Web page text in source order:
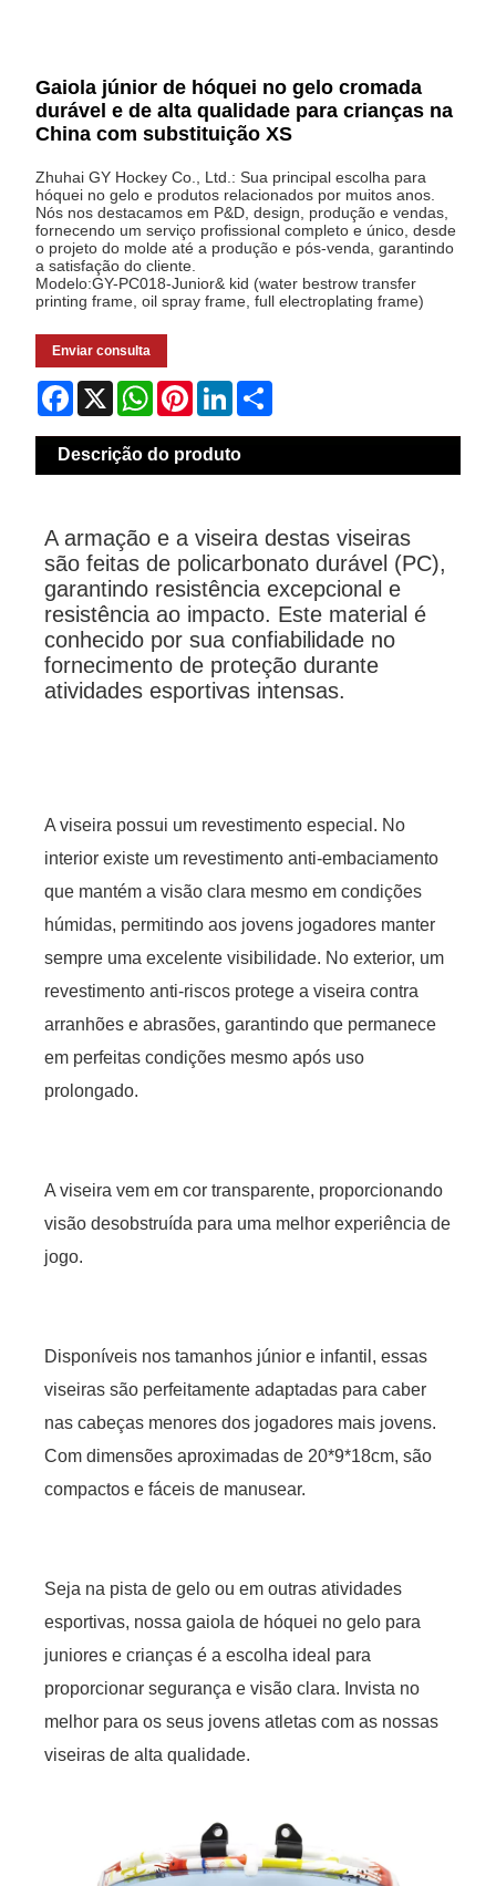
Gaiola júnior de hóquei no gelo cromada
durável e de alta qualidade para crianças na
China com substituição XS
Zhuhai GY Hockey Co., Ltd.: Sua principal escolha para
hóquei no gelo e produtos relacionados por muitos anos.
Nós nos destacamos em P&D, design, produção e vendas,
fornecendo um serviço profissional completo e único, desde
o projeto do molde até a produção e pós-venda, garantindo
a satisfação do cliente.
Modelo:GY-PC018-Junior& kid (water bestrow transfer
printing frame, oil spray frame, full electroplating frame)
Enviar consulta
Facebook
X WhatsAppPinterestLinkedIn
Descrição do produto
A armação e a viseira destas viseiras
são feitas de policarbonato durável (PC),
garantindo resistência excepcional e
resistência ao impacto. Este material é
conhecido por sua confiabilidade no
fornecimento de proteção durante
atividades esportivas intensas.
A viseira possui um revestimento especial. No
interior existe um revestimento anti-embaciamento
que mantém a visão clara mesmo em condições
húmidas, permitindo aos jovens jogadores manter
sempre uma excelente visibilidade. No exterior, um
revestimento anti-riscos protege a viseira contra
arranhões e abrasões, garantindo que permanece
em perfeitas condições mesmo após uso
prolongado.
A viseira vem em cor transparente, proporcionando
visão desobstruída para uma melhor experiência de
jogo.
Disponíveis nos tamanhos júnior e infantil, essas
viseiras são perfeitamente adaptadas para caber
nas cabeças menores dos jogadores mais jovens.
Com dimensões aproximadas de 20*9*18cm, são
compactos e fáceis de manusear.
Seja na pista de gelo ou em outras atividades
esportivas, nossa gaiola de hóquei no gelo para
juniores e crianças é a escolha ideal para
proporcionar segurança e visão clara. Invista no
melhor para os seus jovens atletas com as nossas
viseiras de alta qualidade.